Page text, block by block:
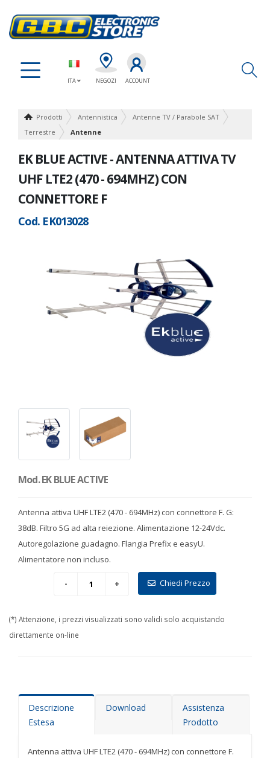
ITA NEGOZI ACCOUNT
Prodotti Antennistica
Antenne TV / Parabole SAT
Terrestre
Antenne
EK BLUE ACTIVE - ANTENNA ATTIVA TV
UHF LTE2 (470 - 694MHZ) CON
CONNETTORE F
Cod. EK013028
Mod. EK BLUE ACTIVE
Antenna attiva UHF LTE2 (470 - 694MHz) con connettore F. G:
38dB. Filtro 5G ad alta reiezione. Alimentazione 12-24Vdc.
Autoregolazione guadagno. Flangia Prefix e easyU.
Alimentatore non incluso.
Chiedi Prezzo
(*) Attenzione, i prezzi visualizzati sono validi solo acquistando
direttamente on-line
Descrizione
Estesa
Download
Assistenza
Prodotto
Antenna attiva UHF LTE2 (470 - 694MHz) con connettore F.